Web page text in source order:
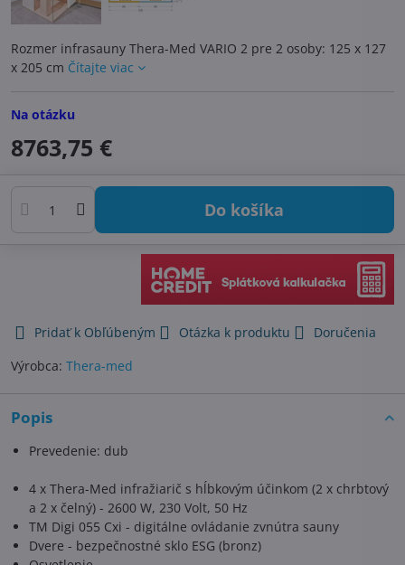
Rozmer infrasauny Thera-Med VARIO 2 pre 2 osoby: 125 x 127
x 205 cm Čítajte viac
Na otázku
8763,75 €
Do košíka
Pridať k Obľúbeným Otázka k produktu
Doručenia
Výrobca: Thera-med
Popis
Prevedenie: dub
4 x Thera-Med infražiarič s hĺbkovým účinkom (2 x chrbtový
a 2 x čelný) - 2600 W, 230 Volt, 50 Hz
TM Digi 055 Cxi - digitálne ovládanie zvnútra sauny
Dvere - bezpečnostné sklo ESG (bronz)